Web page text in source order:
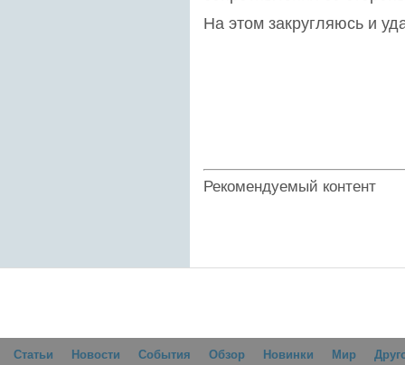
На этом закругляюсь и
Рекомендуемый контент
Статьи Новости События Обзор Новинки Мир